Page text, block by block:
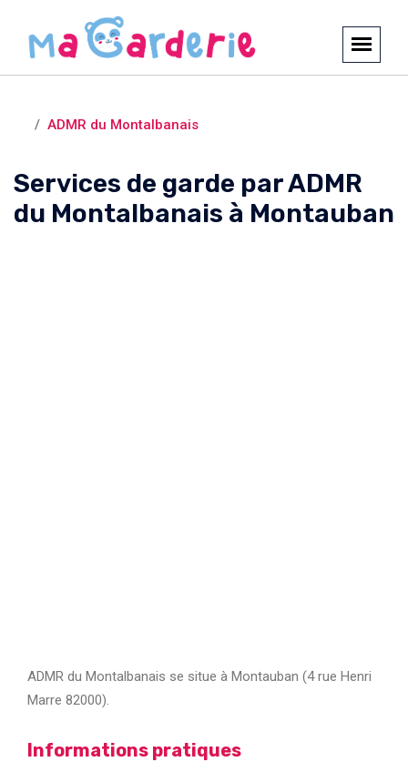
ADMR du Montalbanais
Services de garde par ADMR
du Montalbanais à Montauban
ADMR du Montalbanais se situe à Montauban (4 rue Henri
Marre 82000).
Informations pratiques